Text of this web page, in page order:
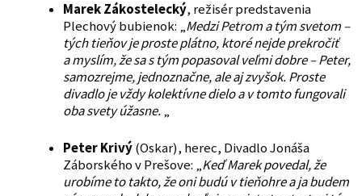
Marek Zákostelecký, režisér predstavenia
Plechový bubienok: „Medzi Petrom a tým svetom –
tých tieňov je proste plátno, ktoré nejde prekročiť
a myslím, že sa s tým popasoval veľmi dobre – Peter,
samozrejme, jednoznačne, ale aj zvyšok. Proste
divadlo je vždy kolektívne dielo a v tomto fungovali
oba svety úžasne.„
Peter Krivý(Oskar), herec, Divadlo Jonáša
Záborského v Prešove: „Keď Marek povedal, že
urobíme to takto, že oni budú v tieňohre a ja budem